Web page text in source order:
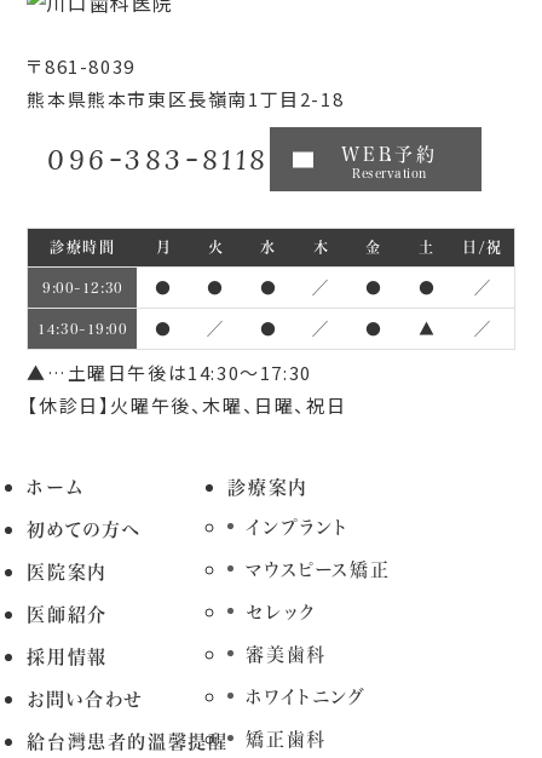
〒861-8039
熊本県熊本市東区長嶺南1丁目2-18
096-383-8118 WEB予約
Reservation
診療時間 月 火 水 木 金 土 日/祝
9:00~12:30 ● ● ● ／ ● ● ／
14:30~19:00 ● ／ ● ／ ● ▲ ／
▲…土曜日午後は14:30～17:30
【休診日】火曜午後、木曜、日曜、祝日
ホーム
初めての方へ
医院案内
医師紹介
採用情報
お問い合わせ
給台灣患者的溫馨提醒
診療案内
インプラント
マウスピース矯正
セレック
審美歯科
ホワイトニング
矯正歯科